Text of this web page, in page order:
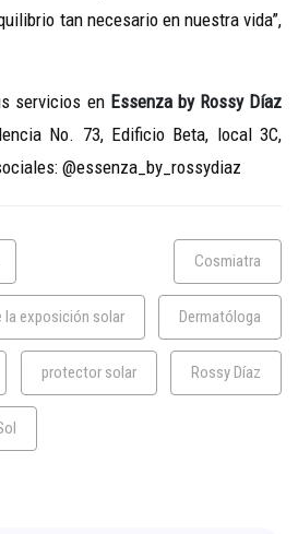
tan necesario en nuestra vida”,
servicios en Essenza by Rossy Díaz
No. 73, Edificio Beta, local 3C,
@essenza_by_rossydiaz
Cosmiatra
la exposición solar Dermatóloga
protector solar Rossy Díaz